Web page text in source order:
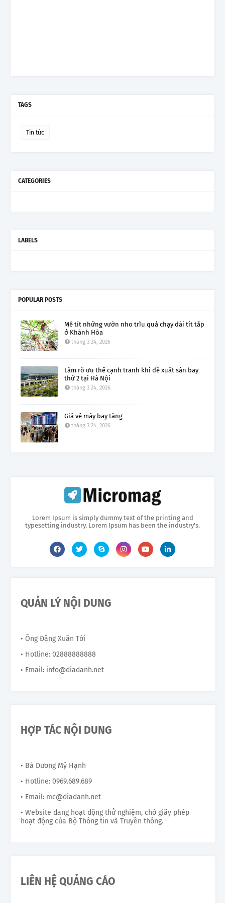
TAGS
Tin tức
CATEGORIES
LABELS
POPULAR POSTS
Mê tít những vườn nho trĩu quả chạy dài tít tắp
ở Khánh Hòa
tháng 3 24, 2026
Làm rõ ưu thế cạnh tranh khi đề xuất sân bay
thứ 2 tại Hà Nội
tháng 3 24, 2026
Giá vé máy bay tăng
tháng 3 24, 2026
Lorem Ipsum is simply dummy text of the printing and
typesetting industry. Lorem Ipsum has been the industry's.
QUẢN LÝ NỘI DUNG
• Ông Đặng Xuân Tới
• Hotline: 02888888888
• Email: info@diadanh.net
HỢP TÁC NỘI DUNG
• Bà Dương Mỹ Hạnh
• Hotline: 0969.689.689
• Email: mc@diadanh.net
• Website đang hoạt động thử nghiệm, chờ giấy phép
hoạt động của Bộ Thông tin và Truyền thông.
LIÊN HỆ QUẢNG CÁO